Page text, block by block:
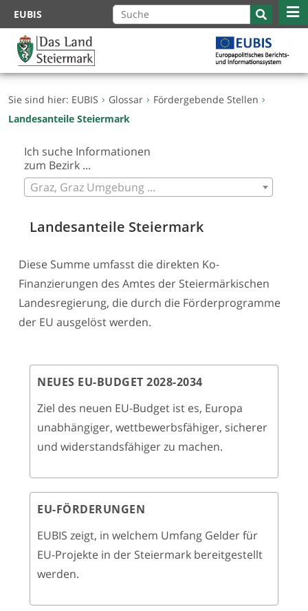
Zum
Inhalt
springen
EUBIS
Sie sind hier: EUBIS Glossar
Fördergebende Stellen
Landesanteile Steiermark
Ich suche Informationen
zum Bezirk ...
Graz, Graz Umgebung ...
Landesanteile Steiermark
Diese Summe umfasst die direkten Ko-
Finanzierungen des Amtes der Steiermärkischen
Landesregierung, die durch die Förderprogramme
der EU ausgelöst werden.
NEUES EU-BUDGET 2028-2034
Ziel des neuen EU-Budget ist es, Europa
unabhängiger, wettbewerbsfähiger, sicherer
und widerstandsfähiger zu machen.
EU-FÖRDERUNGEN
EUBIS zeigt, in welchem Umfang Gelder für
EU-Projekte in der Steiermark bereitgestellt
werden.